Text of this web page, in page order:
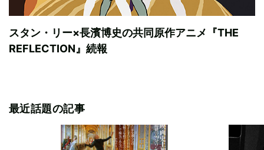
スタン・リー×長濱博史の共同原作アニメ『THE
REFLECTION』続報
最近話題の記事